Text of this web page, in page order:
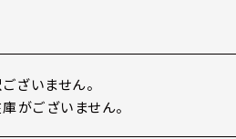
ざいません。
がございません。